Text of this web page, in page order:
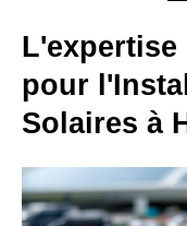
pour
Solaires à